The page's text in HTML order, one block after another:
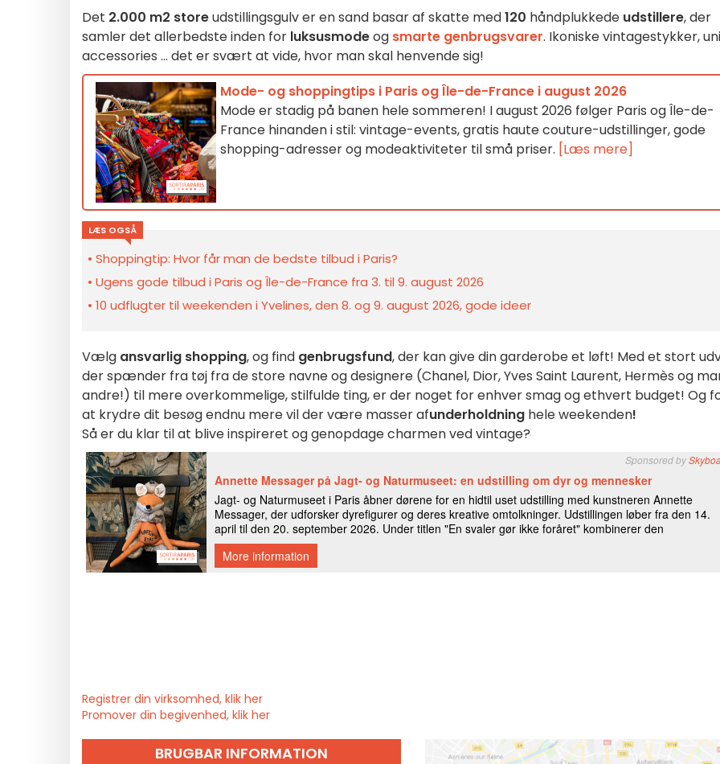
Det 2.000 m2 storeudstillingsgulv er en sand basar af skatte med120 håndplukkede udstillere, der
samler det allerbedste inden for luksusmodeog smarte genbrugsvarer. Ikoniske vintagestykker,
accessories ... det er svært at vide, hvor man skal henvende sig!
Mode- og shoppingtips i Paris og Île-de-France i august 2026
Mode er stadig på banen hele sommeren! I august 2026 følger Paris og Île-de-
France hinanden i stil: vintage-events, gratis haute couture-udstillinger, gode
shopping-adresser og modeaktiviteter til små priser. [Læs mere]
LÆS OGSÅ
Shoppingtip: Hvor får man de bedste tilbud i Paris?
Ugens gode tilbud i Paris og Île-de-France fra 3. til 9. august 2026
10 udflugter til weekenden i Yvelines, den 8. og 9. august 2026, gode ideer
Vælg ansvarlig shopping, og find genbrugsfund, der kan give din garderobe et løft! Med et stort
der spænder fra tøj fra de store navne og designere (Chanel, Dior, Yves Saint Laurent, Hermès og
andre!) til mere overkommelige, stilfulde ting, er der noget for enhver smag og ethvert budget! Og
at krydre dit besøg endnu mere vil der være masser afunderholdning hele weekenden!
Så er du klar til at blive inspireret og genopdage charmen ved vintage?
Registrer din virksomhed, klik her
Promover din begivenhed, klik her
BRUGBAR INFORMATION